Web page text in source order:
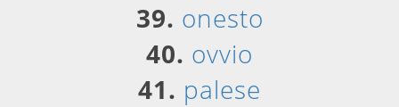
39. onesto
40. ovvio
41. palese